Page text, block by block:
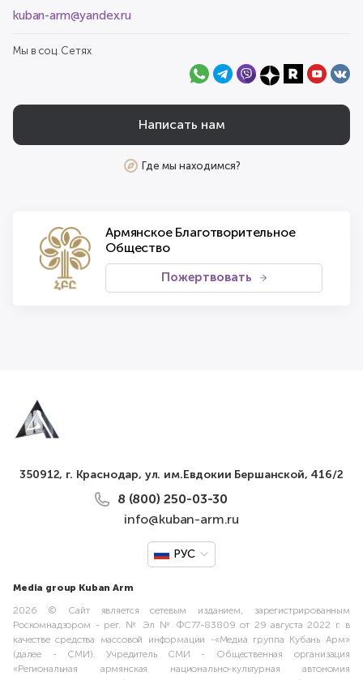
kuban-arm@yandex.ru
Мы в соц. Сетях
Написать нам
Где мы находимся?
Армянское Благотворительное
Общество
Пожертвовать
350912, г. Краснодар, ул. им.Евдокии Бершанской, 416/2
8 (800) 250-03-30
info@kuban-arm.ru
РУС
Media group Kuban Arm
2026 © Сайт является сетевым изданием, зарегистрированным
Роскомнадзором - рег. № Эл № ФС77-83809 от 29 августа 2022 г. в
качестве средства массовой информации -«Медиа группа Кубань Арм»
(далее - СМИ). Учредитель СМИ - Общественная организация
«Региональная армянская национально-культурная автономия